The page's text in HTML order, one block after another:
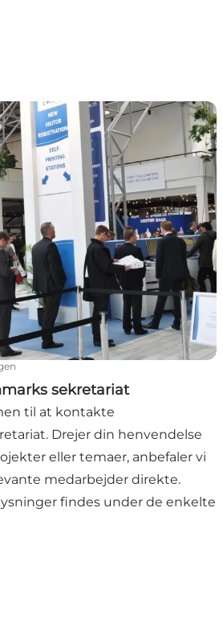
sekretariat
sekretariat
til at kontakte
Drejer din henvendelse
eller temaer, anbefaler vi
medarbejder direkte.
findes under de enkelte